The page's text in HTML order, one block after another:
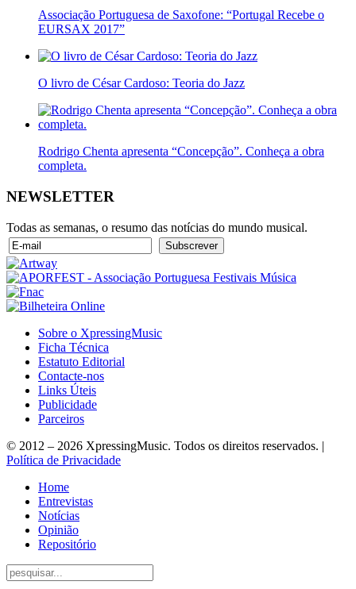
Associação Portuguesa de Saxofone: “Portugal Recebe o
EURSAX 2017”
O livro de César Cardoso: Teoria do Jazz
Rodrigo Chenta apresenta “Concepção”. Conheça a obra
completa.
NEWSLETTER
Todas as semanas, o resumo das notícias do mundo musical.
Sobre o XpressingMusic
Ficha Técnica
Estatuto Editorial
Contacte-nos
Links Úteis
Publicidade
Parceiros
© 2012 – 2026 XpressingMusic. Todos os direitos reservados. |
Política de Privacidade
Home
Entrevistas
Notícias
Opinião
Repositório